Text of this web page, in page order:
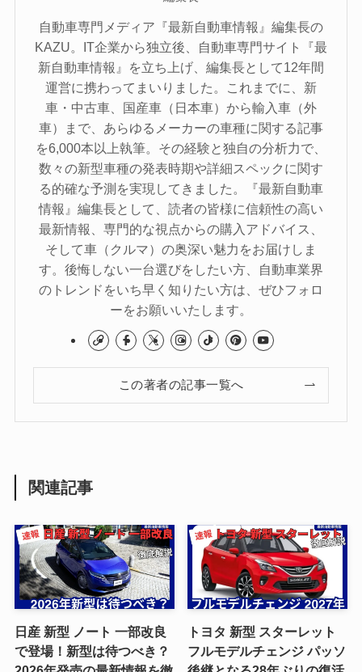
自動車専門メディア『最新自動車情報』編集長の
KAZU。IT企業から独立後、自動車専門サイト『最
新自動車情報』を立ち上げ、編集長として12年間
運営に携わってまいりました。これまでに、新
車・中古車、国産車（日本車）から輸入車（外
車）まで、あらゆるメーカーの車種に関する記事
を6,000本以上執筆。その経験と独自の分析力で、
数々の新型車種の発表時期や詳細スペックに関す
る的確な予測を実現してきました。『最新自動車
情報』編集長として、読者の皆様に信頼性の高い
最新情報、専門的な視点からの購入アドバイス、
そして車（クルマ）の奥深い魅力をお届けしま
す。後悔しない一台選びをしたい方、自動車業界
のトレンドをいち早く知りたい方は、ぜひフォロ
ーをお願いいたします。
この著者の記事一覧へ
関連記事
日産 新型 ノート 一部改良
で登場！新型は待つべき？
トヨタ 新型 スターレット
フルモデルチェンジ パッソ